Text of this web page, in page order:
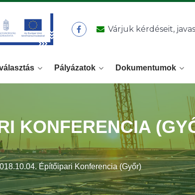
Várjuk kérdéseit,
Pályázatok Dokumentumok
Építőipari Konferencia (Győr)
KONFERENCIA